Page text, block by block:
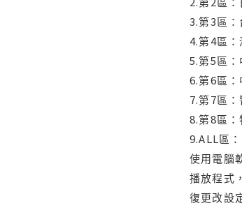
3.第3區
4.第4區
5.第5區
6.第6區：
7.第7區
8.第8區：
9.ALL區
使用電腦
播放程式
復更改設